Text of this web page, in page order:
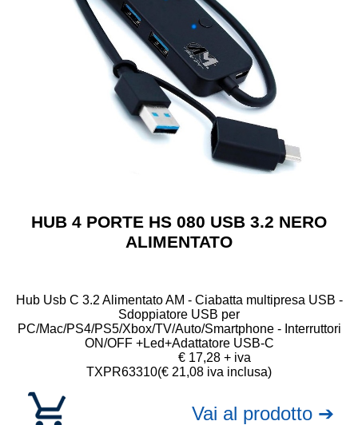
HUB 4 PORTE HS 080 USB 3.2 NERO
ALIMENTATO
Hub Usb C 3.2 Alimentato AM - Ciabatta multipresa USB -
Sdoppiatore USB per
PC/Mac/PS4/PS5/Xbox/TV/Auto/Smartphone - Interruttori
ON/OFF +Led+Adattatore USB-C
TXPR63310
€ 17,28 + iva
(€ 21,08 iva inclusa)
Vai al prodotto ➔